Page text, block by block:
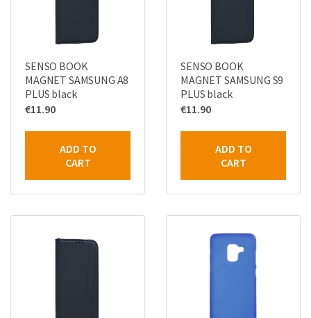
SENSO BOOK
MAGNET SAMSUNG A8
PLUS black
€11.90
ADD TO
CART
SENSO BOOK
MAGNET SAMSUNG S9
PLUS black
€11.90
ADD TO
CART